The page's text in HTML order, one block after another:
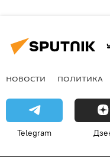
НОВОСТИ ПОЛИТИКА
Telegram